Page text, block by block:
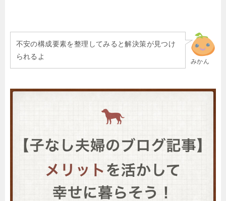
みかん
不安の構成要素を整理してみると解決策が見つけ
られるよ